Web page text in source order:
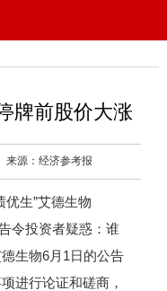
牌前股价大涨
来源：经济参考报
生”艾德生物
令投资者疑惑：谁
生物6月1日的公告
进行论证和磋商，